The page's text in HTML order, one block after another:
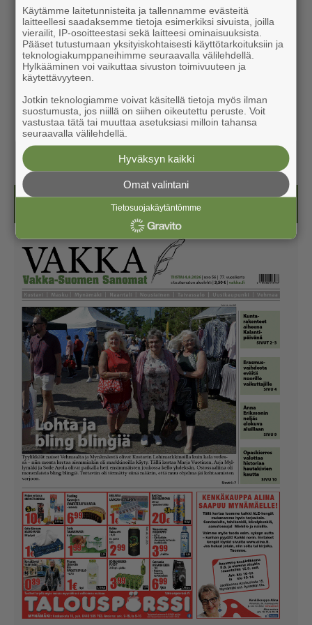
Käytämme laitetunnisteita ja tallennamme evästeitä
laitteellesi saadaksemme tietoja esimerkiksi sivuista, joilla
vierailit, IP-osoitteestasi sekä laitteesi ominaisuuksista.
Pääset tutustumaan yksityiskohtaisesti käyttötarkoituksiin ja
teknologiakumppaneihimme seuraavalla välilehdellä.
Hylkääminen voi vaikuttaa sivuston toimivuuteen ja
käytettävyyteen.
Jotkin teknologiamme voivat käsitellä tietoja myös ilman
suostumusta, jos niillä on siihen oikeutettu peruste. Voit
vastustaa tätä tai muuttaa asetuksiasi milloin tahansa
seuraavalla välilehdellä.
Hyväksyn kaikki
Omat valintani
Tietosuojakäytäntömme